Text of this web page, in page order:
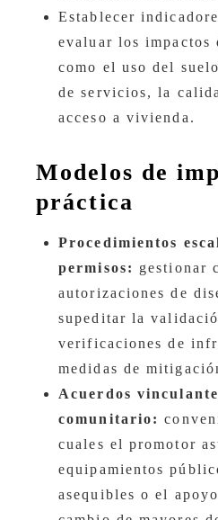
Establecer
evaluar los impactos
como el uso del
de servicios, la
acceso a vivienda.
Modelos de
práctica
Procedimientos
permisos: gestionar
autorizaciones de
supeditar la
verificaciones de
medidas de
Acuerdos
comunitario:
cuales el promotor
equipamientos
asequibles o el